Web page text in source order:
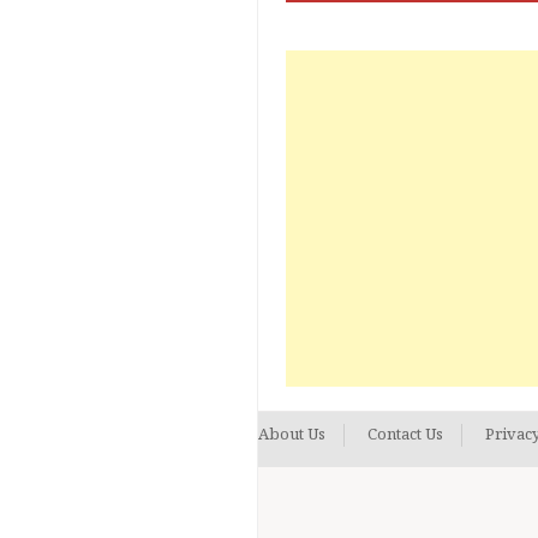
About Us Contact Us